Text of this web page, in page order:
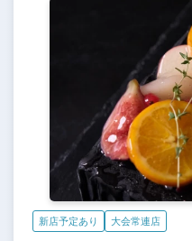
新店予定あり 大会常連店